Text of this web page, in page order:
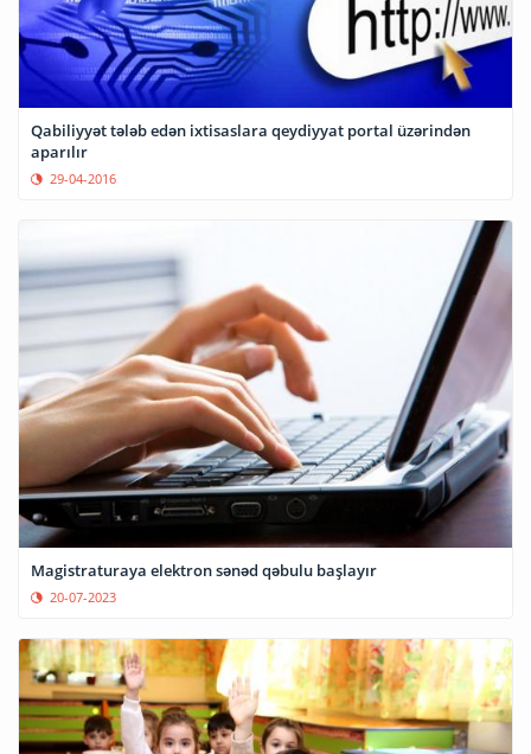
Qabiliyyət tələb edən ixtisaslara qeydiyyat portal üzərindən
aparılır
29-04-2016
Magistraturaya elektron sənəd qəbulu başlayır
20-07-2023